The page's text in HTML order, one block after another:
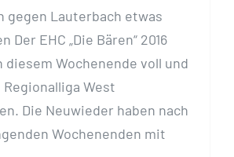
gegen Lauterbach etwas
Der EHC „Die Bären“ 2016
diesem Wochenende voll und
Regionalliga West
Die Neuwieder haben nach
Wochenenden mit